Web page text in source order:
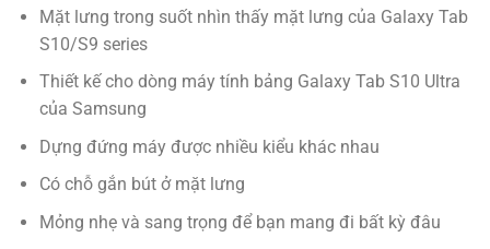
Mặt lưng trong suốt nhìn thấy mặt lưng của Galaxy Tab
S10/S9 series
Thiết kế cho dòng máy tính bảng Galaxy Tab S10 Ultra
của Samsung
Dựng đứng máy được nhiều kiểu khác nhau
Có chỗ gắn bút ở mặt lưng
Mỏng nhẹ và sang trọng để bạn mang đi bất kỳ đâu